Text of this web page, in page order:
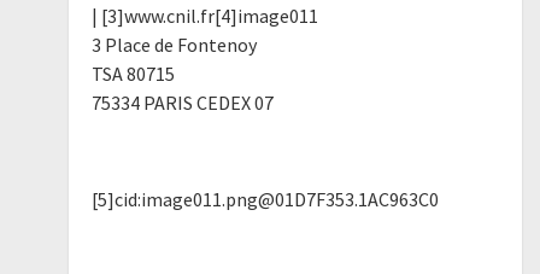
| [3]www.cnil.fr[4]image011
3 Place de Fontenoy
TSA 80715
75334 PARIS CEDEX 07
[5]cid:image011.png@01D7F353.1AC963C0